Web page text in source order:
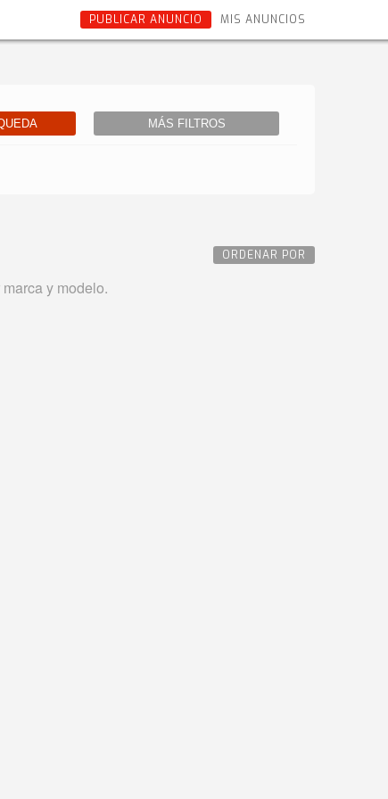
MIS ANUNCIOS
PUBLICAR ANUNCIO
MÁS FILTROS
ORDENAR POR
y modelo.